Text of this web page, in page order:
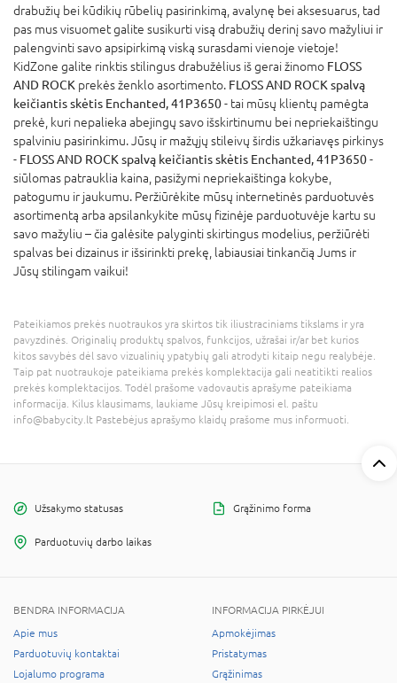
drabužių bei kūdikių rūbelių pasirinkimą, avalynę bei aksesuarus, tad
pas mus visuomet galite susikurti visą drabužių derinį savo mažyliui ir
palengvinti savo apsipirkimą viską surasdami vienoje vietoje!
KidZone galite rinktis stilingus drabužėlius iš gerai žinomo FLOSS
AND ROCK prekės ženklo asortimento. FLOSS AND ROCK spalvą
keičiantis skėtis Enchanted, 41P3650- tai mūsų klientų pamėgta
prekė, kuri nepalieka abejingų savo išskirtinumu bei nepriekaištingu
spalviniu pasirinkimu. Jūsų ir mažųjų stileivų širdis užkariavęs pirkinys
- FLOSS AND ROCK spalvą keičiantis skėtis Enchanted, 41P3650-
siūlomas patrauklia kaina, pasižymi nepriekaištinga kokybe,
patogumu ir jaukumu. Peržiūrėkite mūsų internetinės parduotuvės
asortimentą arba apsilankykite mūsų fizinėje parduotuvėje kartu su
savo mažyliu – čia galėsite palyginti skirtingus modelius, peržiūrėti
spalvas bei dizainus ir išsirinkti prekę, labiausiai tinkančią Jums ir
Jūsų stilingam vaikui!
Pateikiamos prekės nuotraukos yra skirtos tik iliustraciniams tikslams ir yra
pavyzdinės. Originalių produktų spalvos, funkcijos, užrašai ir/ar bet kurios
kitos savybės dėl savo vizualinių ypatybių gali atrodyti kitaip negu realybėje.
Taip pat nuotraukoje pateikiama prekės komplektacija gali neatitikti realios
prekės komplektacijos. Todėl prašome vadovautis aprašyme pateikiama
informacija. Kilus klausimams, laukiame Jūsų kreipimosi el. paštu
info@babycity.lt Pastebėjus aprašymo klaidų prašome mus informuoti.
Užsakymo statusas Grąžinimo forma
Parduotuvių darbo laikas
BENDRA INFORMACIJA
Apie mus
Parduotuvių kontaktai
Lojalumo programa
INFORMACIJA PIRKĖJUI
Apmokėjimas
Pristatymas
Grąžinimas